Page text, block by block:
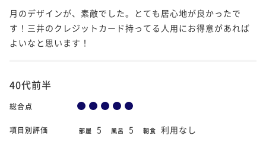
月のデザインが、素敵でした。とても居心地が良かったで
す！三井のクレジットカード持ってる人用にお得意があれば
よいなと思います！
40代前半
総合点
項目別評価 部屋 5 風呂 5 朝食 利用なし